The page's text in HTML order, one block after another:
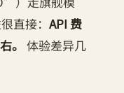
直接： API 费
。 体验差异几